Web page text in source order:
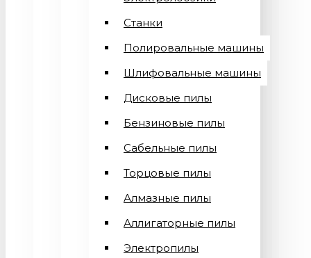
Станки
Полировальные машины
Шлифовальные машины
Дисковые пилы
Бензиновые пилы
Сабельные пилы
Торцовые пилы
Алмазные пилы
Аллигаторные пилы
Электропилы